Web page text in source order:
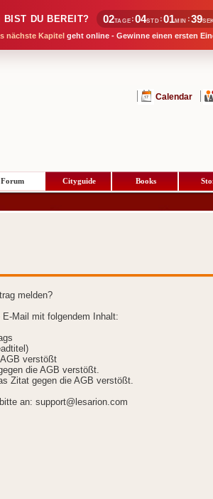
BIST DU BEREIT? 02TAGE :04STD :01MIN :39
nächste Kapitel geht online - Gewinne einen ersten
Calendar
Forum Cityguide Books
melden?
Mail mit folgendem Inhalt:
verstößt
die AGB verstößt.
Zitat gegen die AGB verstößt.
an: support@lesarion.com